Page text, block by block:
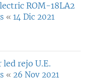
ROM-18LA2
« 14 Dic 2021
rejo U.E.
« 26 Nov 2021